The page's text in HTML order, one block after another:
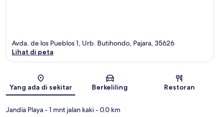
Peta
Avda. de los Pueblos 1, Urb. Butihondo, Pajara, 35626
Lihat di peta
Yang ada di sekitar Berkeliling Restoran
Jandía Playa- 1 mnt jalan kaki- 0.0 km